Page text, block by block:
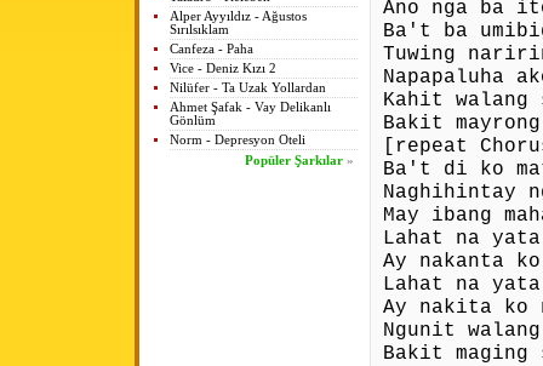
Alper Ayyıldız - Ağustos
Sırılsıklam
Canfeza - Paha
Vice - Deniz Kızı 2
Nilüfer - Ta Uzak Yollardan
Ahmet Şafak - Vay Delikanlı
Gönlüm
Norm - Depresyon Oteli
Popüler Şarkılar »
Ano nga ba
Ba't ba
Tuwing
Napapaluha
Kahit walang
Bakit
[repeat
Ba't di ko
Naghihintay
May ibang
Lahat na
Ay nakanta
Lahat na
Ay nakita ko
Ngunit
Bakit maging